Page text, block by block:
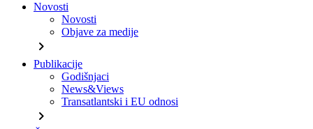
Novosti
Novosti
Objave za medije
chevron_right
Publikacije
Godišnjaci
News&Views
Transatlantski i EU odnosi
chevron_right